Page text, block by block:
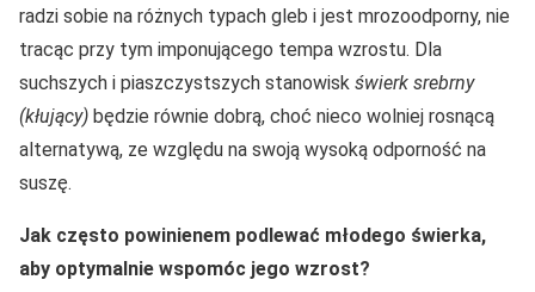
radzi sobie na różnych typach gleb i jest mrozoodporny, nie
tracąc przy tym imponującego tempa wzrostu. Dla
suchszych i piaszczystszych stanowisk świerk srebrny
(kłujący) będzie równie dobrą, choć nieco wolniej rosnącą
alternatywą, ze względu na swoją wysoką odporność na
suszę.
Jak często powinienem podlewać młodego świerka,
aby optymalnie wspomóc jego wzrost?